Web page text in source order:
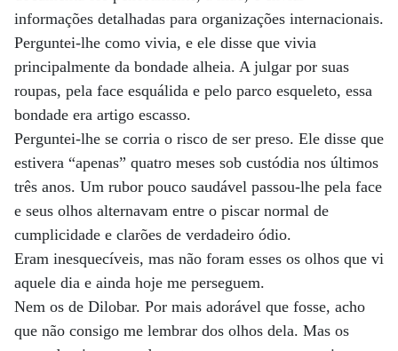
informações detalhadas para organizações internacionais.
Perguntei-lhe como vivia, e ele disse que vivia
principalmente da bondade alheia. A julgar por suas
roupas, pela face esquálida e pelo parco esqueleto, essa
bondade era artigo escasso.
Perguntei-lhe se corria o risco de ser preso. Ele disse que
estivera “apenas” quatro meses sob custódia nos últimos
três anos. Um rubor pouco saudável passou-lhe pela face
e seus olhos alternavam entre o piscar normal de
cumplicidade e clarões de verdadeiro ódio.
Eram inesquecíveis, mas não foram esses os olhos que vi
aquele dia e ainda hoje me perseguem.
Nem os de Dilobar. Por mais adorável que fosse, acho
que não consigo me lembrar dos olhos dela. Mas os